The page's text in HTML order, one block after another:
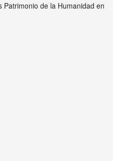
de la Humanidad en